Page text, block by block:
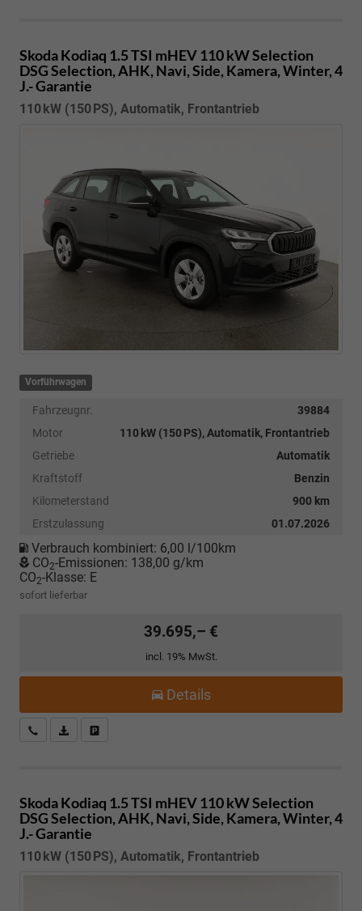
Skoda Kodiaq 1.5 TSI mHEV 110 kW Selection
DSG Selection, AHK, Navi, Side, Kamera, Winter, 4
J.- Garantie
110 kW (150 PS), Automatik, Frontantrieb
Vorführwagen
Fahrzeugnr.
39884
Motor
110 kW (150 PS), Automatik, Frontantrieb
Getriebe
Automatik
Kraftstoff
Benzin
Kilometerstand
900 km
Erstzulassung
01.07.2026
Verbrauch kombiniert: 6,00 l/100km
CO2-Emissionen: 138,00 g/km
CO2-Klasse: E
sofort lieferbar
39.695,– €
incl. 19% MwSt.
Details
Kostenloser Rückruf-Service
PDF-Datei, Fahrzeugexposé drucken
Skoda Kodiaq 1.5 TSI mHEV 110 kW Selection
DSG Selection, AHK, Navi, Side, Kamera, Winter, 4
J.- Garantie
110 kW (150 PS), Automatik, Frontantrieb